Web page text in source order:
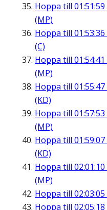
Hoppa till 01:51:59
(MP)
Hoppa till 01:53:36
(C)
Hoppa till 01:54:41
(MP)
Hoppa till 01:55:47
(KD)
Hoppa till 01:57:53
(MP)
Hoppa till 01:59:07
(KD)
Hoppa till 02:01:10
(MP)
Hoppa till 02:03:05
Hoppa till 02:05:18